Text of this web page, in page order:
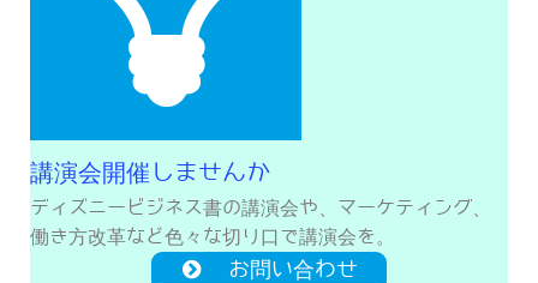
講演会開催しませんか
ディズニービジネス書の講演会や、マーケティング、
働き方改革など色々な切り口で講演会を。
お問い合わせ